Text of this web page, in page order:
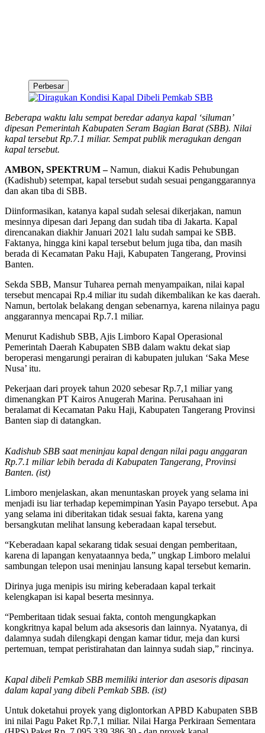
Perbesar
Beberapa waktu lalu sempat beredar adanya kapal ‘siluman’
dipesan Pemerintah Kabupaten Seram Bagian Barat (SBB). Nilai
kapal tersebut Rp.7.1 miliar. Sempat publik meragukan dengan
kapal tersebut.
AMBON, SPEKTRUM –Namun, diakui Kadis Pehubungan
(Kadishub) setempat, kapal tersebut sudah sesuai penganggarannya
dan akan tiba di SBB.
Diinformasikan, katanya kapal sudah selesai dikerjakan, namun
mesinnya dipesan dari Jepang dan sudah tiba di Jakarta. Kapal
direncanakan diakhir Januari 2021 lalu sudah sampai ke SBB.
Faktanya, hingga kini kapal tersebut belum juga tiba, dan masih
berada di Kecamatan Paku Haji, Kabupaten Tangerang, Provinsi
Banten.
Sekda SBB, Mansur Tuharea pernah menyampaikan, nilai kapal
tersebut mencapai Rp.4 miliar itu sudah dikembalikan ke kas daerah.
Namun, bertolak belakang dengan sebenarnya, karena nilainya pagu
anggarannya mencapai Rp.7.1 miliar.
Menurut Kadishub SBB, Ajis Limboro Kapal Operasional
Pemerintah Daerah Kabupaten SBB dalam waktu dekat siap
beroperasi mengarungi perairan di kabupaten julukan ‘Saka Mese
Nusa’ itu.
Pekerjaan dari proyek tahun 2020 sebesar Rp.7,1 miliar yang
dimenangkan PT Kairos Anugerah Marina. Perusahaan ini
beralamat di Kecamatan Paku Haji, Kabupaten Tangerang Provinsi
Banten siap di datangkan.
Kadishub SBB saat meninjau kapal dengan nilai pagu anggaran
Rp.7.1 miliar lebih berada di Kabupaten Tangerang, Provinsi
Banten. (ist)
Limboro menjelaskan, akan menuntaskan proyek yang selama ini
menjadi isu liar terhadap kepemimpinan Yasin Payapo tersebut. Apa
yang selama ini diberitakan tidak sesuai fakta, karena yang
bersangkutan melihat lansung keberadaan kapal tersebut.
“Keberadaan kapal sekarang tidak sesuai dengan pemberitaan,
karena di lapangan kenyataannya beda,” ungkap Limboro melalui
sambungan telepon usai meninjau lansung kapal tersebut kemarin.
Dirinya juga menipis isu miring keberadaan kapal terkait
kelengkapan isi kapal beserta mesinnya.
“Pemberitaan tidak sesuai fakta, contoh mengungkapkan
kongkritnya kapal belum ada aksesoris dan lainnya. Nyatanya, di
dalamnya sudah dilengkapi dengan kamar tidur, meja dan kursi
pertemuan, tempat peristirahatan dan lainnya sudah siap,” rincinya.
Kapal dibeli Pemkab SBB memiliki interior dan asesoris dipasan
dalam kapal yang dibeli Pemkab SBB. (ist)
Untuk doketahui proyek yang diglontorkan APBD Kabupaten SBB
ini nilai Pagu Paket Rp.7,1 miliar. Nilai Harga Perkiraan Sementara